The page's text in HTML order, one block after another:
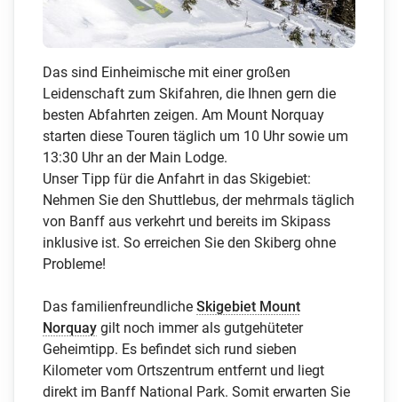
Das sind Einheimische mit einer großen
Leidenschaft zum Skifahren, die Ihnen gern die
besten Abfahrten zeigen. Am Mount Norquay
starten diese Touren täglich um 10 Uhr sowie um
13:30 Uhr an der Main Lodge.
Unser Tipp für die Anfahrt in das Skigebiet:
Nehmen Sie den Shuttlebus, der mehrmals täglich
von Banff aus verkehrt und bereits im Skipass
inklusive ist. So erreichen Sie den Skiberg ohne
Probleme!
Das familienfreundliche Skigebiet Mount
Norquay gilt noch immer als gutgehüteter
Geheimtipp. Es befindet sich rund sieben
Kilometer vom Ortszentrum entfernt und liegt
direkt im Banff National Park. Somit erwarten Sie